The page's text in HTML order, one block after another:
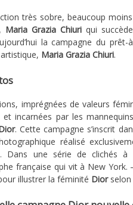
très sobre, beaucoup
Maria Grazia Chiuri qui
la campagne du
Maria Grazia Chiuri.
imprégnées de valeurs
et incarnées par les
. Cette campagne s’inscrit
réalisé
Dans une série de clichés à
française qui vit à New
illustrer la féminité Dior